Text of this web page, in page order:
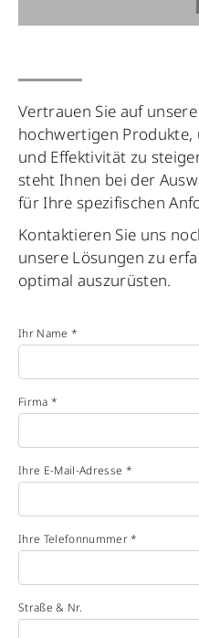
Vertrauen Sie auf
hochwertigen Produkte,
und Effektivität zu
steht Ihnen bei der
für Ihre spezifischen
Kontaktieren Sie uns
unsere Lösungen zu
optimal auszurüsten.
Ihr Name *
Firma *
Ihre E-Mail-Adresse *
Ihre Telefonnummer *
Straße & Nr.